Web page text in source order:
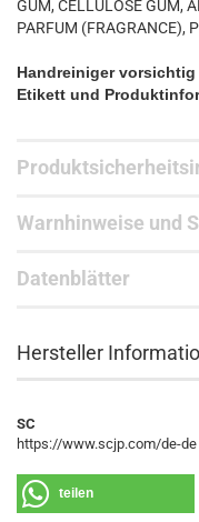
GUM, CELLULOSE GUM,
PARFUM (FRAGRANCE),
Handreiniger
Etikett und
Warnhinweise und
Datenblätter
Hersteller
SC
https://www.scjp.com/de-de
teilen